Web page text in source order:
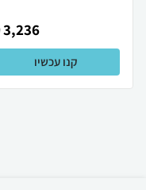
3,236
קנו עכשיו